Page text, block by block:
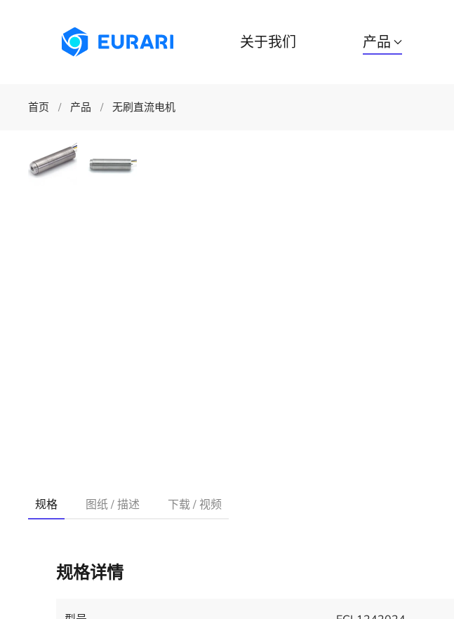
跳至主要内容 关于我们 产品
首页 产品 无刷直流电机
规格 图纸 / 描述 下载 / 视频
规格详情